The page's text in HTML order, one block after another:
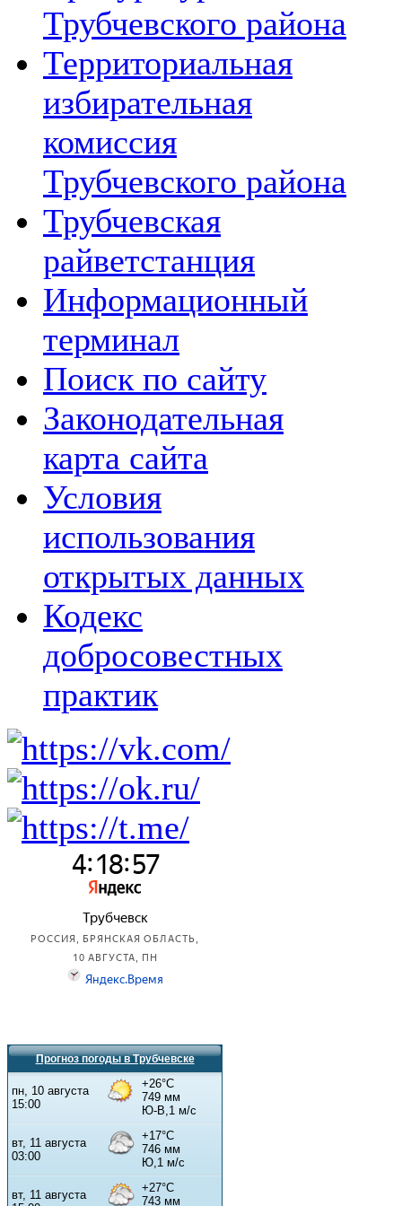
Трубчевского района
Территориальная
избирательная
комиссия
Трубчевского района
Трубчевская
райветстанция
Информационный
терминал
Поиск по сайту
Законодательная
карта сайта
Условия
использования
открытых данных
Кодекс
добросовестных
практик
Прогноз погоды в Трубчевске